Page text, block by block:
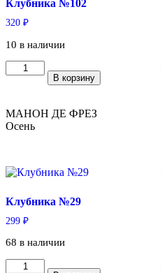
Клубника №102
320 ₽
10 в наличии
Количество
товара
В корзину
МАНОН ДЕ ФРЕЗ
Осень
Клубника №29
299 ₽
68 в наличии
Количество